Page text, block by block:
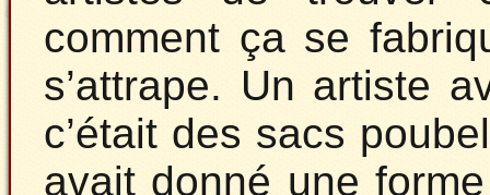
comment ça se
s’attrape. Un artiste
c’était des sacs
avait donné une